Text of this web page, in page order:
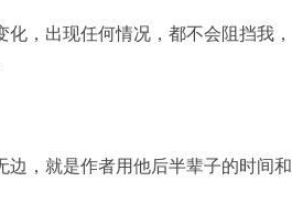
，出现任何情况，都不会阻挡我，
，就是作者用他后半辈子的时间和